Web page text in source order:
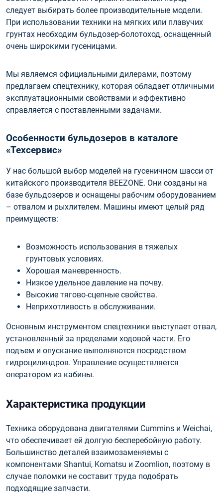
следует выбирать более производительные модели.
При использовании техники на мягких или плавучих
грунтах необходим бульдозер-болотоход, оснащенный
очень широкими гусеницами.
Мы являемся официальными дилерами, поэтому
предлагаем спецтехнику, которая обладает отличными
эксплуатационными свойствами и эффективно
справляется с поставленными задачами.
Особенности бульдозеров в каталоге
«Техсервис»
У нас большой выбор моделей на гусеничном шасси от
китайского производителя BEEZONE. Они созданы на
базе бульдозеров и оснащены рабочим оборудованием
– отвалом и рыхлителем. Машины имеют целый ряд
преимуществ:
Возможность использования в тяжелых
грунтовых условиях.
Хорошая маневренность.
Низкое удельное давление на почву.
Высокие тягово-сцепные свойства.
Неприхотливость в обслуживании.
Основным инструментом спецтехники выступает отвал,
установленный за пределами ходовой части. Его
подъем и опускание выполняются посредством
гидроцилиндров. Управление осуществляется
оператором из кабины.
Характеристика продукции
Техника оборудована двигателями Cummins и Weichai,
что обеспечивает ей долгую бесперебойную работу.
Большинство деталей взаимозаменяемы с
компонентами Shantui, Komatsu и Zoomlion, поэтому в
случае поломки не составит труда подобрать
подходящие запчасти.